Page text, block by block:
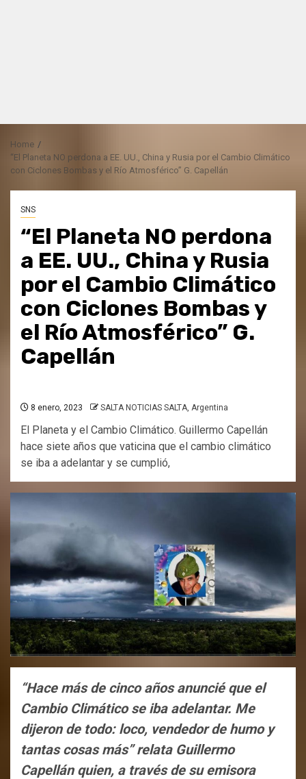
Home
“El Planeta NO perdona a EE. UU., China y Rusia por el Cambio Climático
con Ciclones Bombas y el Río Atmosférico” G. Capellán
SNS
“El Planeta NO perdona
a EE. UU., China y Rusia
por el Cambio Climático
con Ciclones Bombas y
el Río Atmosférico” G.
Capellán
8 enero, 2023 SALTA NOTICIAS SALTA, Argentina
El Planeta y el Cambio Climático. Guillermo Capellán
hace siete años que vaticina que el cambio climático
se iba a adelantar y se cumplió,
“Hace más de cinco años anuncié que el
Cambio Climático se iba adelantar. Me
dijeron de todo: loco, vendedor de humo y
tantas cosas más” relata Guillermo
Capellán quien, a través de su emisora